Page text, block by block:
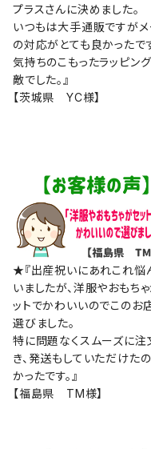
プラスさんに決めました。
いつもは大手通販ですがメ
の対応がとても良かったです
気持ちのこもったラッピン
敵でした。』
【茨城県 YC様】
★『出産祝いにあれこれ悩
いましたが、洋服やおもち
ットでかわいいのでこのお
選びました。
特に問題なくスムーズに注
き、発送もしていただけた
かったです。』
【福島県 TM様】